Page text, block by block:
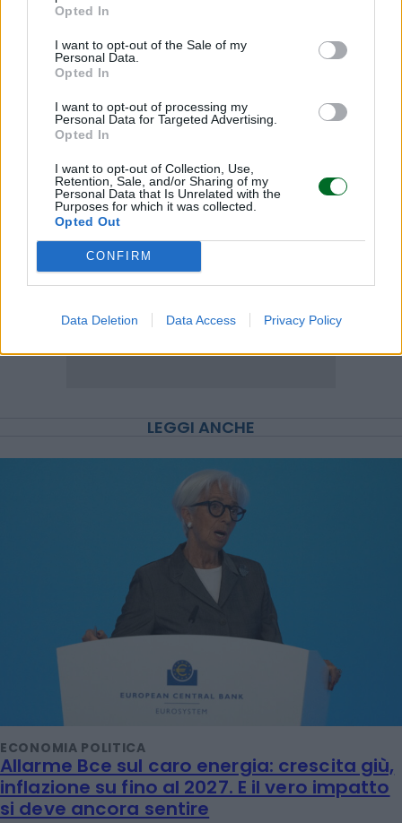
Opted In
I want to opt-out of the Sale of my
Personal Data.
Opted In
I want to opt-out of processing my
Personal Data for Targeted Advertising.
Opted In
I want to opt-out of Collection, Use,
Retention, Sale, and/or Sharing of my
Personal Data that Is Unrelated with the
Purposes for which it was collected.
Opted Out
CONFIRM
Data Deletion Data Access Privacy Policy
Condividi
Scegli Moneta come fonte preferita
LEGGI ANCHE
ECONOMIA POLITICA
Allarme Bce sul caro energia: crescita giù,
inflazione su fino al 2027. E il vero impatto
si deve ancora sentire